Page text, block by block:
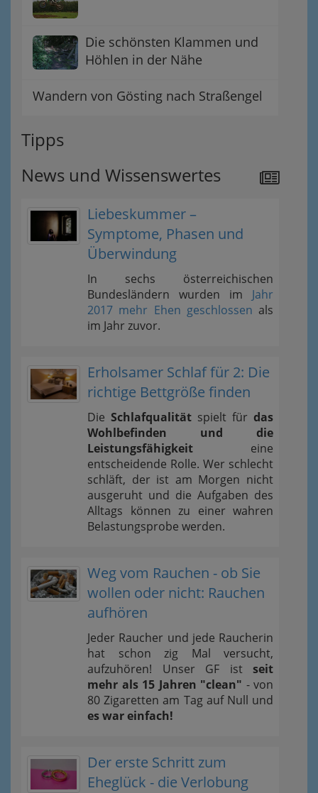
Die schönsten Klammen und
Höhlen in der Nähe
Wandern von Gösting nach Straßengel
Tipps
News und Wissenswertes
Liebeskummer –
Symptome, Phasen und
Überwindung
In sechs österreichischen
Bundesländern wurden im Jahr
2017 mehr Ehen geschlossen als
im Jahr zuvor.
Erholsamer Schlaf für 2: Die
richtige Bettgröße finden
Die Schlafqualität spielt für das
Wohlbefinden und die
Leistungsfähigkeit eine
entscheidende Rolle. Wer schlecht
schläft, der ist am Morgen nicht
ausgeruht und die Aufgaben des
Alltags können zu einer wahren
Belastungsprobe werden.
Weg vom Rauchen - ob Sie
wollen oder nicht: Rauchen
aufhören
Jeder Raucher und jede Raucherin
hat schon zig Mal versucht,
aufzuhören! Unser GF ist seit
mehr als 15 Jahren "clean" - von
80 Zigaretten am Tag auf Null und
es war einfach!
Der erste Schritt zum
Eheglück - die Verlobung